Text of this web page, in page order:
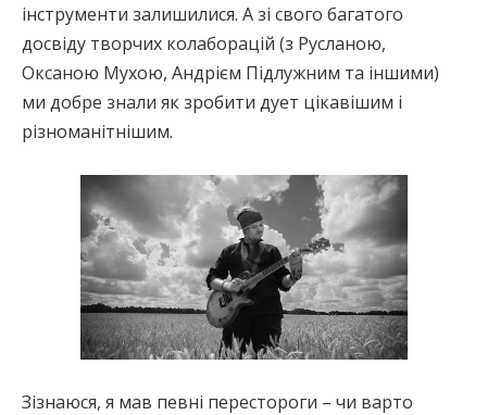
інструменти залишилися. А зі свого багатого
досвіду творчих колаборацій (з Русланою,
Оксаною Мухою, Андрієм Підлужним та іншими)
ми добре знали як зробити дует цікавішим і
різноманітнішим.
Зізнаюся, я мав певні перестороги – чи варто